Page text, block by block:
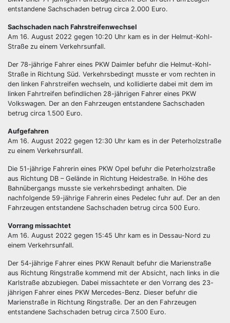
entstandene Sachschaden betrug circa 2.000 Euro.
Sachschaden nach Fahrstreifenwechsel
Am 16. August 2022 gegen 10:20 Uhr kam es in der Helmut-Kohl-
Straße zu einem Verkehrsunfall.
Der 78-jährige Fahrer eines PKW Daimler befuhr die Helmut-Kohl-
Straße in Richtung Süd. Verkehrsbedingt musste er vom rechten in
den linken Fahrstreifen wechseln, und kollidierte dabei mit dem im
linken Fahrtreifen befindlichen 28-jährigen Fahrer eines PKW
Volkswagen. Der an den Fahrzeugen entstandene Sachschaden
betrug circa 1.500 Euro.
Aufgefahren
Am 16. August 2022 gegen 12:30 Uhr kam es in der Peterholzstraße
zu einem Verkehrsunfall.
Die 51-jährige Fahrerin eines PKW Opel befuhr die Peterholzstraße
aus Richtung DB – Gelände in Richtung Heidestraße. In Höhe des
Bahnübergangs musste sie verkehrsbedingt anhalten. Die
nachfolgende 59-jährige Fahrerin eines Pedelec fuhr auf. Der an den
Fahrzeugen entstandene Sachschaden betrug circa 500 Euro.
Vorrang missachtet
Am 16. August 2022 gegen 15:45 Uhr kam es in Dessau-Nord zu
einem Verkehrsunfall.
Der 54-jährige Fahrer eines PKW Renault befuhr die Marienstraße
aus Richtung Ringstraße kommend mit der Absicht, nach links in die
Karlstraße abzubiegen. Dabei missachtete er den Vorrang des 23-
jährigen Fahrer eines PKW Mercedes-Benz. Dieser befuhr die
Marienstraße in Richtung Ringstraße. Der an den Fahrzeugen
entstandene Sachschaden betrug circa 7.500 Euro.